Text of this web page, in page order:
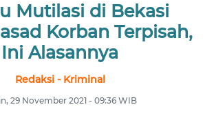
Mutilasi di Bekasi
Korban Terpisah,
Ini Alasannya
Redaksi - Kriminal
29 November 2021 - 09:36 WIB